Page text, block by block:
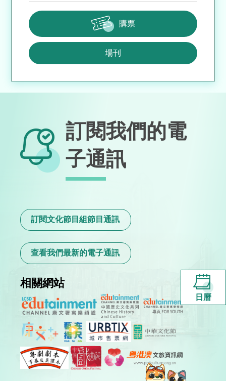
購票
場刊
訂閱我們的電
子通訊
訂閱文化節目組節目通訊
查看我們最新的電子通訊
相關網站
日曆